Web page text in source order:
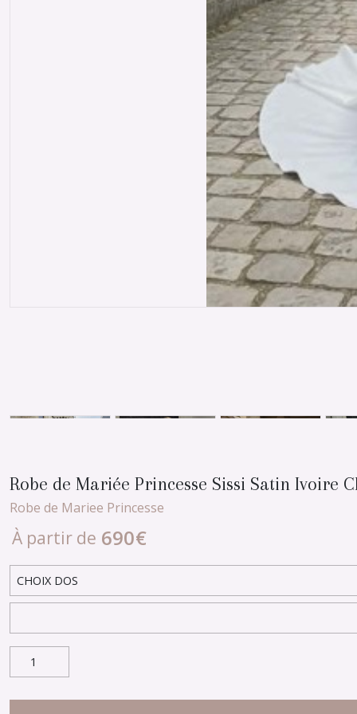
Robe de Mariée Princesse Sissi Satin Ivoire
Robe de Mariee Princesse
À partir de 690€